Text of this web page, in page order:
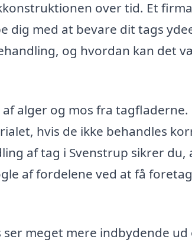
over tid. Et
dig med at bevare dit tags
og hvordan kan det
alger og mos fra tagfladerne.
hvis de ikke behandles
af tag i Svenstrup sikrer du,
af fordelene ved at få
meget mere indbydende ud